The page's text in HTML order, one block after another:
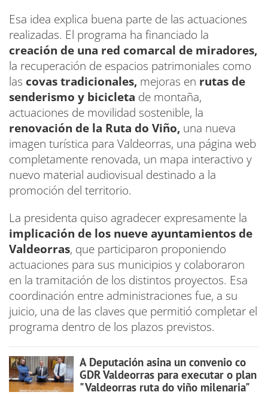
Esa idea explica buena parte de las actuaciones
realizadas. El programa ha financiado la
creación de una red comarcal de miradores,
la recuperación de espacios patrimoniales como
las covas tradicionales, mejoras en rutas de
senderismo y bicicleta de montaña,
actuaciones de movilidad sostenible, la
renovación de la Ruta do Viño, una nueva
imagen turística para Valdeorras, una página web
completamente renovada, un mapa interactivo y
nuevo material audiovisual destinado a la
promoción del territorio.
La presidenta quiso agradecer expresamente la
implicación de los nueve ayuntamientos de
Valdeorras, que participaron proponiendo
actuaciones para sus municipios y colaboraron
en la tramitación de los distintos proyectos. Esa
coordinación entre administraciones fue, a su
juicio, una de las claves que permitió completar el
programa dentro de los plazos previstos.
A Deputación asina un convenio co
GDR Valdeorras para executar o plan
"Valdeorras ruta do viño milenaria"